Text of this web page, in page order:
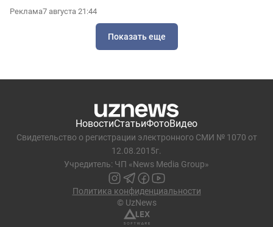
Реклама7 августа 21:44
Показать еще
НовостиСтатьиФотоВидео
Свидетельство о регистрации электронного СМИ № 1070 от
12.08.2015г.
Учредитель: ЧП «News Media Group»
Политика конфиденциальности
© UzNews